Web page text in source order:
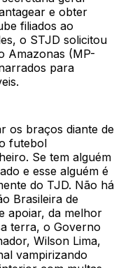
e obter
filiados ao
o STJD solicitou
Amazonas (MP-
para
os braços diante de
futebol
Se tem alguém
e esse alguém é
do TJD. Não há
Brasileira de
apoiar, da melhor
terra, o Governo
Wilson Lima,
vampirizando